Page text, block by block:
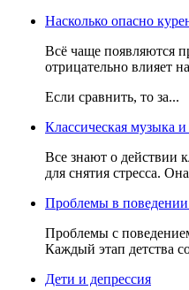
Насколько опасно
Всё чаще появляются
отрицательно влияет
Если сравнить, то за...
Классическая музыка
Все знают о действии
для снятия стресса.
Проблемы в поведении
Проблемы с
Каждый этап детства
Дети и депрессия